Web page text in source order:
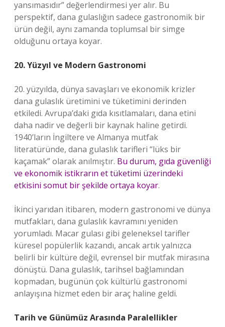
yansımasıdır” değerlendirmesi yer alır. Bu
perspektif, dana gulaslığın sadece gastronomik bir
ürün değil, aynı zamanda toplumsal bir simge
olduğunu ortaya koyar.
20. Yüzyıl ve Modern Gastronomi
20. yüzyılda, dünya savaşları ve ekonomik krizler
dana gulaslık üretimini ve tüketimini derinden
etkiledi. Avrupa’daki gıda kısıtlamaları, dana etini
daha nadir ve değerli bir kaynak haline getirdi.
1940’ların İngiltere ve Almanya mutfak
literatüründe, dana gulaslık tarifleri “lüks bir
kaçamak” olarak anılmıştır. Bu durum, gıda güvenliği
ve ekonomik istikrarın et tüketimi üzerindeki
etkisini somut bir şekilde ortaya koyar.
İkinci yarıdan itibaren, modern gastronomi ve dünya
mutfakları, dana gulaslık kavramını yeniden
yorumladı. Macar gulası gibi geleneksel tarifler
küresel popülerlik kazandı, ancak artık yalnızca
belirli bir kültüre değil, evrensel bir mutfak mirasına
dönüştü. Dana gulaslık, tarihsel bağlamından
kopmadan, bugünün çok kültürlü gastronomi
anlayışına hizmet eden bir araç haline geldi.
Tarih ve Günümüz Arasında Paralellikler